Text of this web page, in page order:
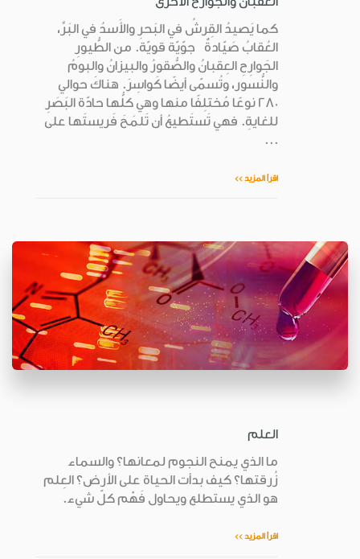
كما يَصيدُ القِرشُ في البَحرِ والأَسدُ في البَرِّ،
العُقابُ صَيّادةٌ جوّيّة قويّة. من الطُّيورِ
الجَوارِحِ العِقبانُ والصُّقورُ والبيزانُ والبومُ
والنُّسور، وتُسمّى أيضًا كَواسِرَ. هناكَ حوالي
280 نوعًا مُختلِفًا منها وهي كلُّها حادّة البَصَرِ
للغايةِ. فهي تَستَطيعُ أن تَلمَحَ فَريستَها على
...
اقرأ المزيد >>
العلم
ما الذي يمنح النجوم لمعانها؟ والسماء
زُرقتها؟ كيف بدأت الحياة على الأرض؟ العِلم
هو الذي يستطلع ويحاول فَهْم كلّ شيء.
اقرأ المزيد >>